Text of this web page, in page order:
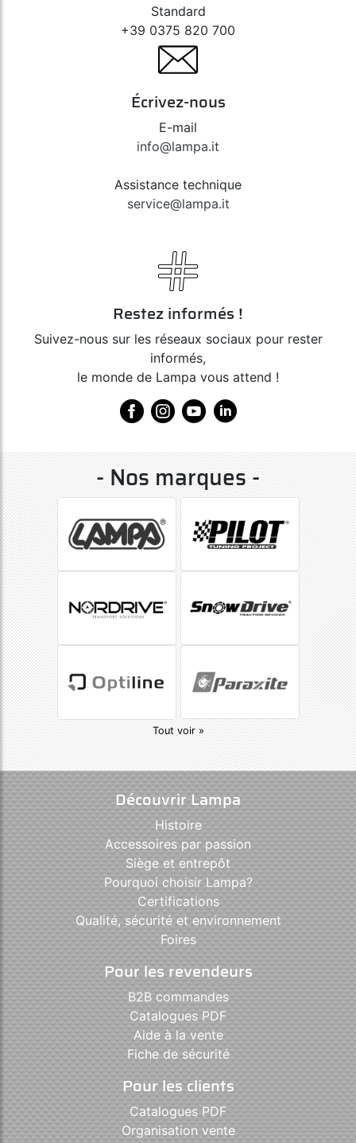
Standard
+39 0375 820 700
Écrivez-nous
E-mail
info@lampa.it
Assistance technique
service@lampa.it
Restez informés !
Suivez-nous sur les réseaux sociaux pour rester
informés,
le monde de Lampa vous attend !
- Nos marques -
Tout voir »
Découvrir Lampa
Histoire
Accessoires par passion
Siège et entrepôt
Pourquoi choisir Lampa?
Certifications
Qualité, sécurité et environnement
Foires
Pour les revendeurs
B2B commandes
Catalogues PDF
Aide à la vente
Fiche de sécurité
Pour les clients
Catalogues PDF
Organisation vente